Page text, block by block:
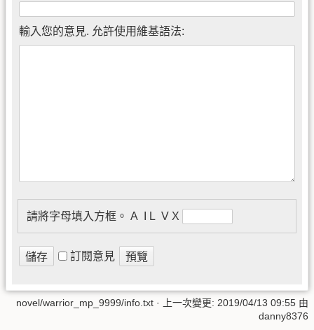
輸入您的意見. 允許使用維基語法:
請將字母填入方框。 A I᠎ L V X
訂閱意見
novel/warrior_mp_9999/info.txt · 上一次變更: 2019/04/13 09:55 由
danny8376